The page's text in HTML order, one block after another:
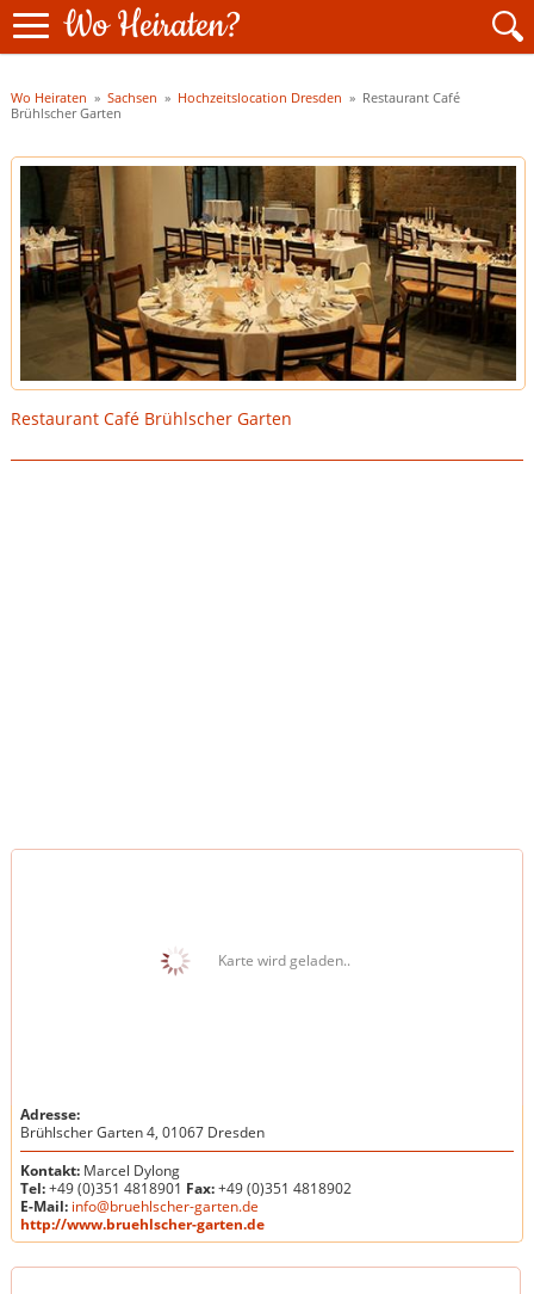
Wo Heiraten?
Wo Heiraten » Sachsen » Hochzeitslocation Dresden » Restaurant Café
Brühlscher Garten
Restaurant Café Brühlscher Garten
Karte wird geladen..
Adresse:
Brühlscher Garten 4, 01067 Dresden
Kontakt:Marcel Dylong
Tel:+49 (0)351 4818901 Fax:+49 (0)351 4818902
E-Mail: info@bruehlscher-garten.de
http://www.bruehlscher-garten.de